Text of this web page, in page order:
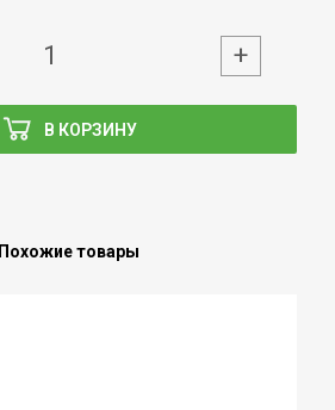
В КОРЗИНУ
+
Похожие товары